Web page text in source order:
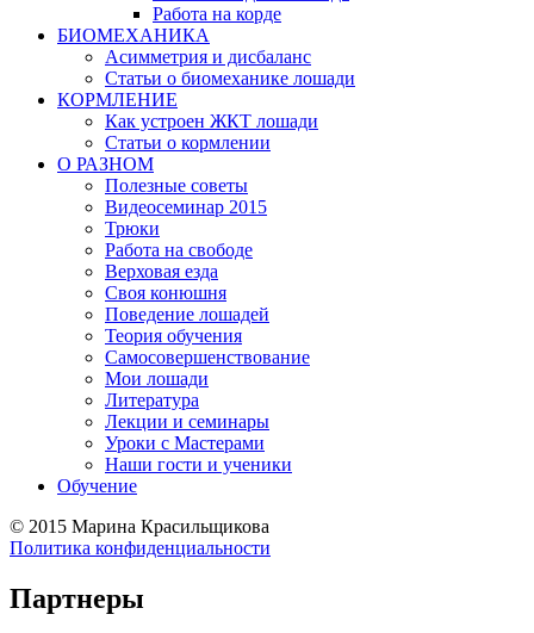
Работа на корде
БИОМЕХАНИКА
Асимметрия и дисбаланс
Статьи о биомеханике лошади
КОРМЛЕНИЕ
Как устроен ЖКТ лошади
Статьи о кормлении
О РАЗНОМ
Полезные советы
Видеосеминар 2015
Трюки
Работа на свободе
Верховая езда
Своя конюшня
Поведение лошадей
Теория обучения
Самосовершенствование
Мои лошади
Литература
Лекции и семинары
Уроки с Мастерами
Наши гости и ученики
Обучение
© 2015 Марина Красильщикова
Политика конфиденциальности
Партнеры